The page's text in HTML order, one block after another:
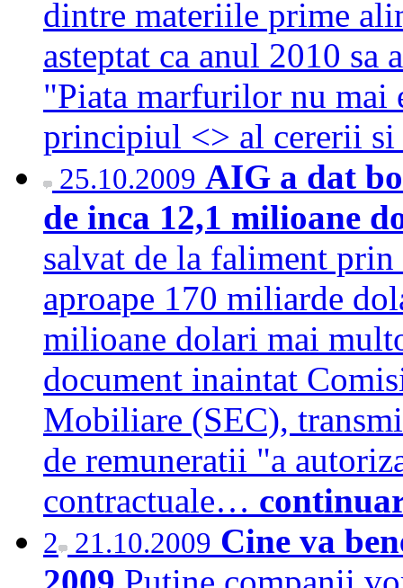
dintre materiile prime
asteptat ca anul 2010 sa
"Piata marfurilor nu mai
principiul <> al cererii
25.10.2009 AIG a dat
de inca 12,1 milioane
salvat de la faliment prin
aproape 170 miliarde
milioane dolari mai
document inaintat
Mobiliare (SEC),
de remuneratii "a
contractuale…
2 21.10.2009 Cine va